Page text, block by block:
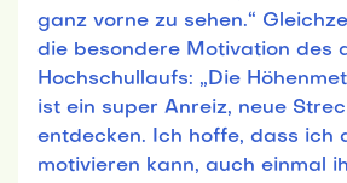
ganz vorne zu sehen.“
die besondere Motivation des
Hochschullaufs: „Die
ist ein super Anreiz, neue
entdecken. Ich hoffe, dass ich
motivieren kann, auch einmal